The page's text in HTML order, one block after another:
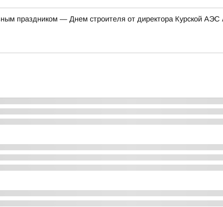
праздником — Днем строителя от директора Курской АЭС